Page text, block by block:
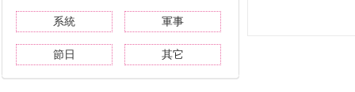
系統 軍事
節日 其它